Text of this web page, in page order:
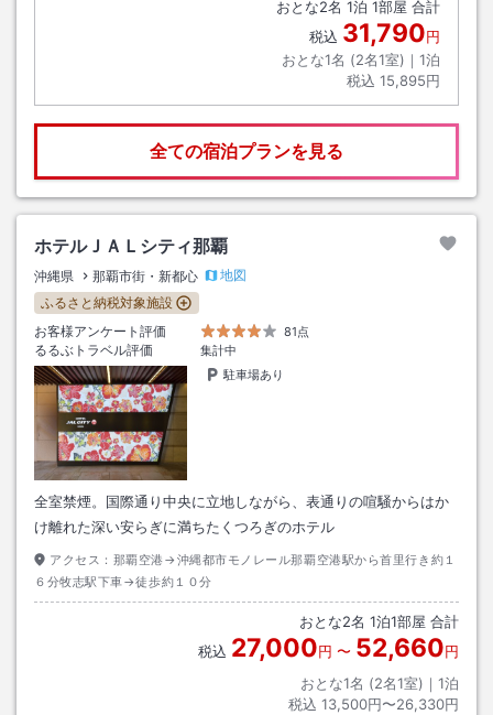
おとな2名 1泊 1部屋 合計
税込 31,790円
おとな1名 (2名1室)｜ 1泊
税込 15,895円
全ての宿泊プランを見る
ホテルＪＡＬシティ那覇
沖縄県 那覇市街・新都心
地図
ふるさと納税対象施設
お客様アンケート評価
81点
るるぶトラベル評価
集計中
駐車場あり
全室禁煙。国際通り中央に立地しながら、表通りの喧騒からはか
け離れた深い安らぎに満ちたくつろぎのホテル
アクセス： 那覇空港→沖縄都市モノレール那覇空港駅から首里行き約１
６分牧志駅下車→徒歩約１０分
おとな2名 1泊1部屋 合計
税込 27,000円 〜 52,660円
おとな1名 (2名1室)｜ 1泊
税込 13,500円〜26,330円